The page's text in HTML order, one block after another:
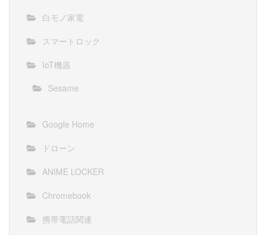
白モノ家電
スマートロック
IoT機器
Sesame
Google Home
ドローン
ANIME LOCKER
Chromebook
携帯電話関連